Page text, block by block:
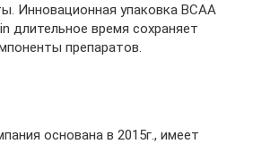
Инновационная упаковка BCAA
длительное время сохраняет
препаратов.
основана в 2015г., имеет